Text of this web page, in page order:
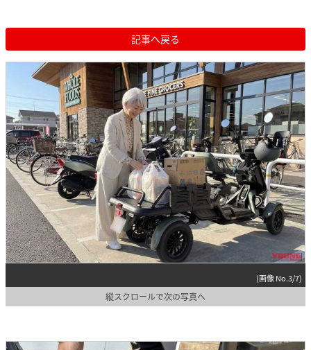
記事へ戻る
(画像 No.3/7)
縦スクロールで次の写真へ